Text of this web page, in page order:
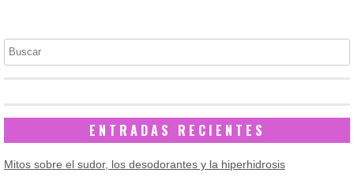
Buscar
ENTRADAS RECIENTES
Mitos sobre el sudor, los desodorantes y la hiperhidrosis